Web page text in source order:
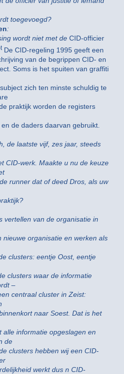
toegevoegd?
:
wordt niet met de CID-officier
De CID-regeling 1995 geeft een
van de begrippen CID- en
Soms is het spuiten van graffiti
zich ten minste schuldig te
praktijk worden de registers
de daders daarvan gebruikt.
de laatste vijf, zes jaar, steeds
CID-werk. Maakte u nu de keuze
runner dat of deed Dros, als uw
vertellen van de organisatie in
nieuwe organisatie en werken als
clusters: eentje Oost, eentje
clusters waar de informatie
–
centraal cluster in Zeist:
naar Soest. Dat is het
alle informatie opgeslagen en
de
clusters hebben wij een CID-
werkt dus n CID-